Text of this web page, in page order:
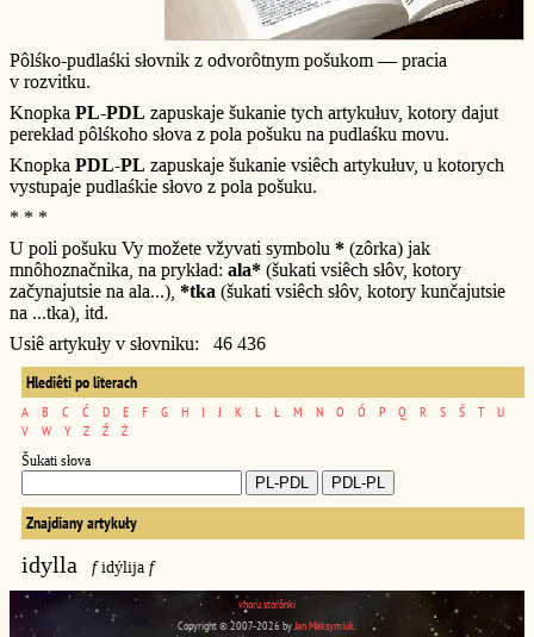
Pôlśko-pudlaśki słovnik z odvorôtnym pošukom — pracia
v rozvitku.
Knopka PL-PDL zapuskaje šukanie tych artykułuv, kotory dajut
perekład pôlśkoho słova z pola pošuku na pudlaśku movu.
Knopka PDL-PL zapuskaje šukanie vsiêch artykułuv, u kotorych
vystupaje pudlaśkie słovo z pola pošuku.
* * *
U poli pošuku Vy možete vžyvati symbolu * (zôrka) jak
mnôhoznačnika, na prykład: ala* (šukati vsiêch słôv, kotory
začynajutsie na ala...), *tka (šukati vsiêch słôv, kotory kunčajutsie
na ...tka), itd.
Usiê artykuły v słovniku: 46 436
Hlediêti po literach
A B C Ć D E F G H I J K L Ł M N O Ó P Q R S Ś T
U
V
W Y Z Ź Ż
Šukati słova
Znajdiany artykuły
idylla fidýlija f
vhoru storônki
Copyright © 2007-2026 byJan Maksymiuk